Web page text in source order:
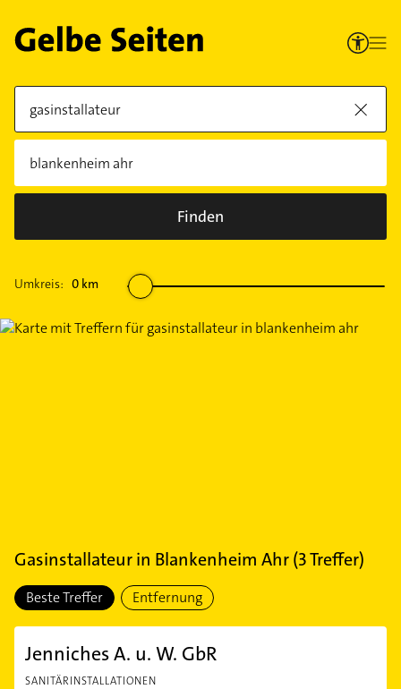
Finden
Umkreis: 0 km
Gasinstallateurin Blankenheim Ahr(3Treffer)
Beste Treffer Entfernung
Jenniches A. u. W. GbR
SANITÄRINSTALLATIONEN